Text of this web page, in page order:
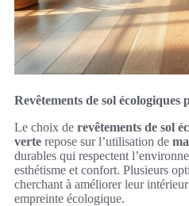
Revêtements de sol écologiques
Le choix de revêtements de sol
verte repose sur l’utilisation de
durables qui respectent
esthétisme et confort. Plusieurs
cherchant à améliorer leur
empreinte écologique.